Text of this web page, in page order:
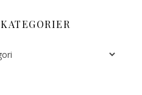
KATEGORIER